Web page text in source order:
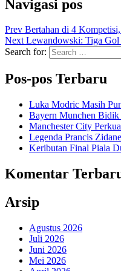
Navigasi pos
Prev Bertahan di 4
Next Lewandowski: Tiga
Search for:
Pos-pos Terbaru
Luka Modric Masih
Bayern Munchen
Manchester City
Legenda Prancis
Keributan Final Piala
Komentar
Arsip
Agustus 2026
Juli 2026
Juni 2026
Mei 2026